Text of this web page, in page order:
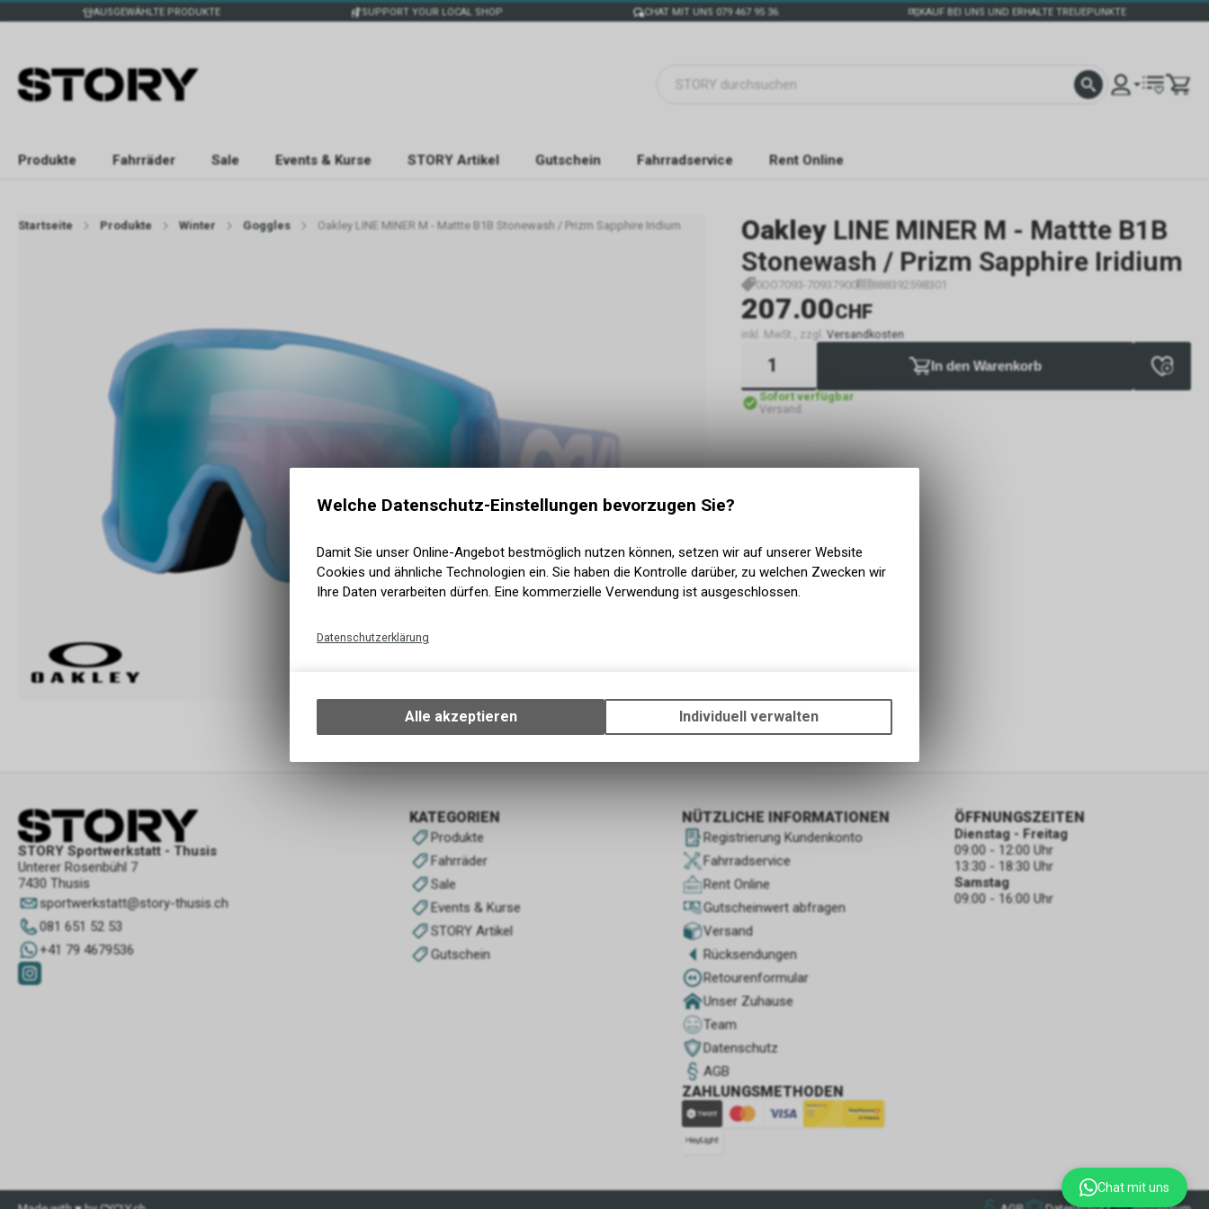
AUSGEWÄHLTE PRODUKTE SUPPORT YOUR LOCAL SHOP CHAT MIT UNS 079 467 95 36 KAUF BEI UNS UND ERHALTE TREUEPUNKTE
Produkte Fahrräder Sale Events & Kurse STORY Artikel Gutschein Fahrradservice Rent Online
Startseite Produkte Winter Goggles Oakley LINE MINER M - Mattte B1B Stonewash / Prizm Sapphire Iridium Oakley LINE MINER M - Mattte B1B
Stonewash / Prizm Sapphire Iridium
0OO7093-70937900 888392598301
207.00CHF
inkl. MwSt., zzgl. Versandkosten
In den Warenkorb
Sofort verfügbar
Versand
STORY Sportwerkstatt - Thusis
Unterer Rosenbühl 7
7430 Thusis
sportwerkstatt@story-thusis.ch
081 651 52 53
+41 79 4679536
KATEGORIEN
Produkte
Fahrräder
Sale
Events & Kurse
STORY Artikel
Gutschein
NÜTZLICHE INFORMATIONEN
Registrierung Kundenkonto
Fahrradservice
Rent Online
Gutscheinwert abfragen
Versand
Rücksendungen
Retourenformular
Unser Zuhause
Team
Datenschutz
AGB
ZAHLUNGSMETHODEN
ÖFFNUNGSZEITEN
Dienstag - Freitag
09:00 - 12:00 Uhr
13:30 - 18:30 Uhr
Samstag
09:00 - 16:00 Uhr
Chat mit uns
Welche Datenschutz-Einstellungen bevorzugen Sie?
Damit Sie unser Online-Angebot bestmöglich nutzen können, setzen wir auf unserer Website
Cookies und ähnliche Technologien ein. Sie haben die Kontrolle darüber, zu welchen Zwecken wir
Ihre Daten verarbeiten dürfen. Eine kommerzielle Verwendung ist ausgeschlossen.
Datenschutzerklärung
Ihrem Gerät, um die grundlegenden Funktionen unseres Online-Angebots, wie die
Verwendung des Warenkorbs, zu ermöglichen. Bitte beachten Sie, dass die
zulassen.
Alle akzeptieren Individuell verwalten